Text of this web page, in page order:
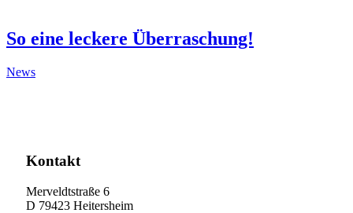
So eine leckere Überraschung!
News
Kontakt
Merveldtstraße 6
D 79423 Heitersheim